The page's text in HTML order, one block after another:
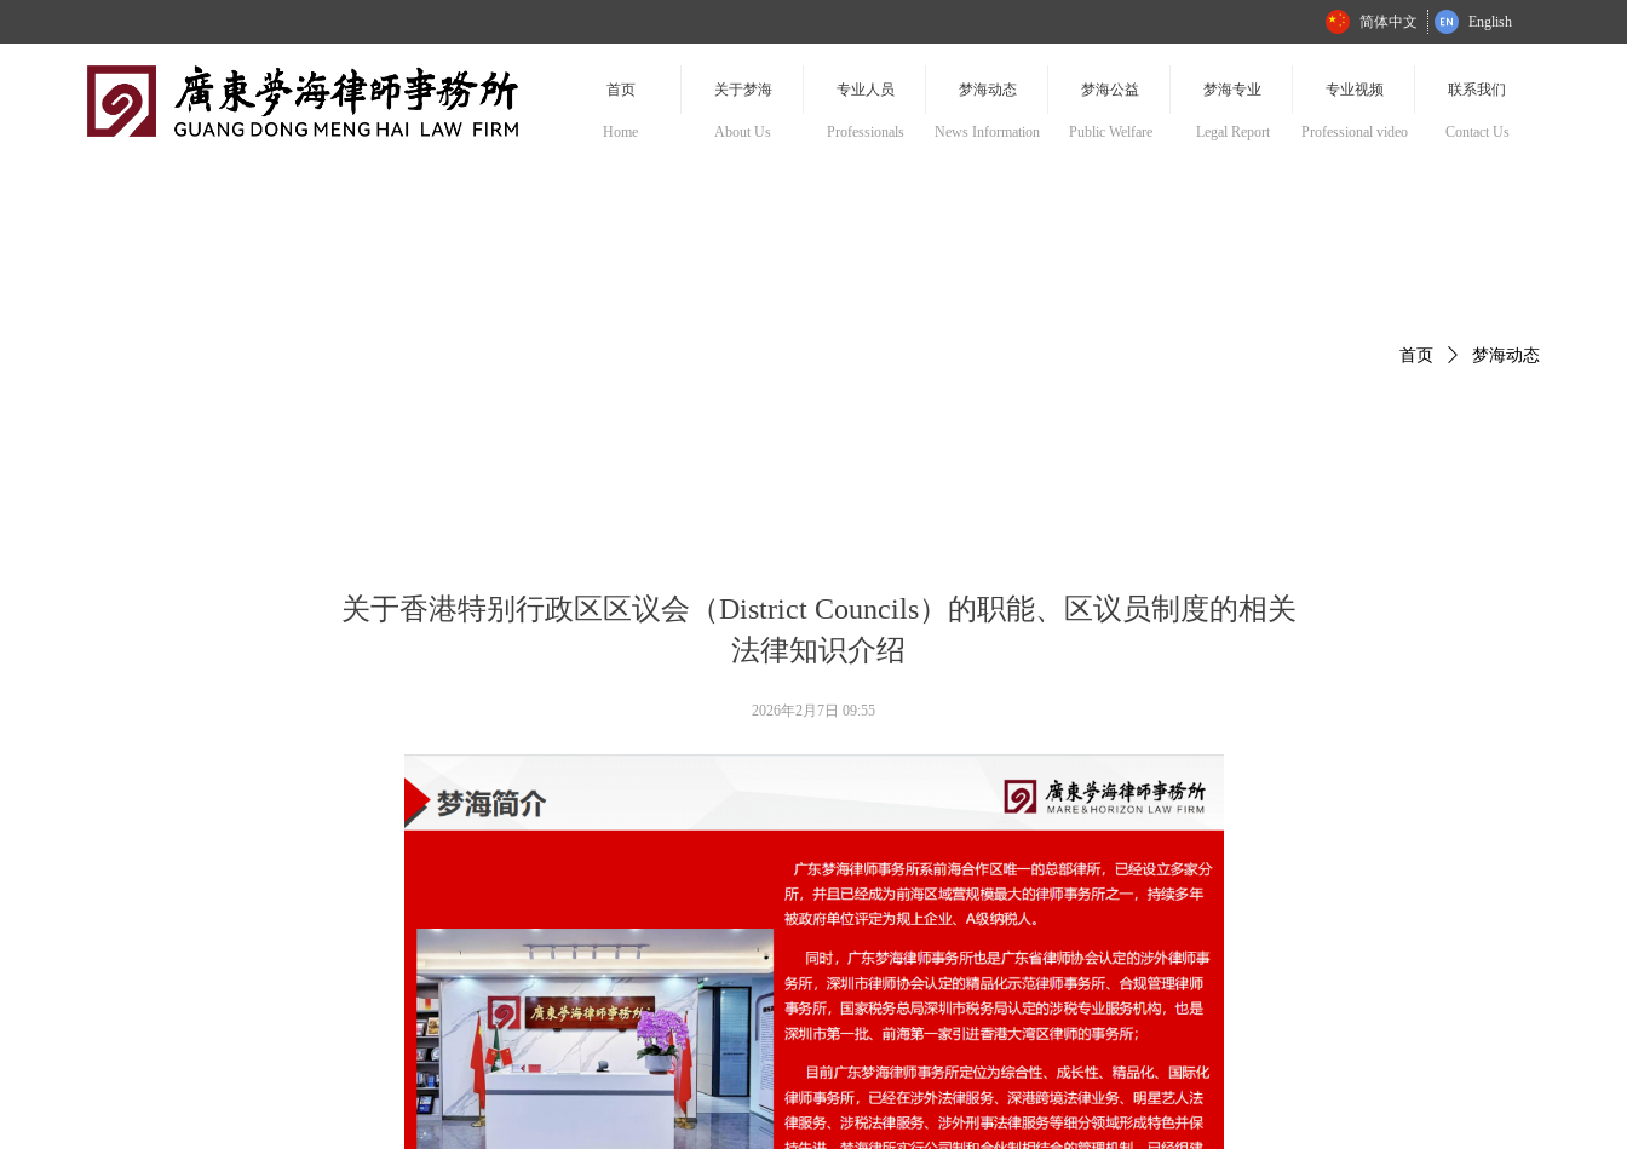
首页 关于梦海 专业人员 梦海动态 梦海公益 梦海专业 专业视频 联系我们
简体中文 English
Home About Us Professionals News Information Public Welfare Legal Report Professional video Contact Us
关于香港特别行政区区议会（District Councils）的职能、区议员制度的相关
法律知识介绍
2026年2月7日 09:55
首页 ꄲ 梦海动态